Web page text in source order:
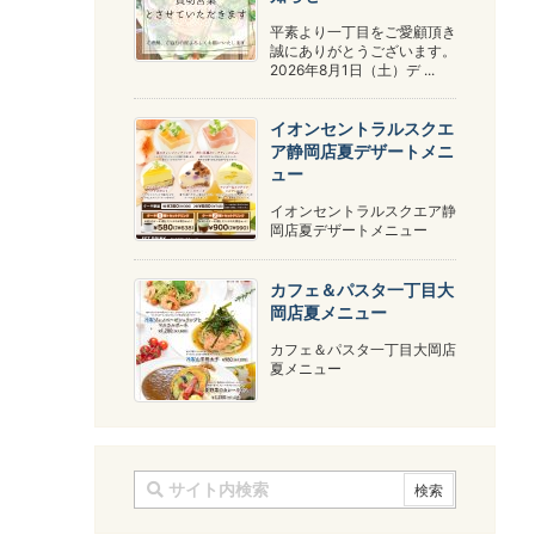
平素より一丁目をご愛顧頂き
誠にありがとうございます。
2026年8月1日（土）デ ...
イオンセントラルスクエ
ア静岡店夏デザートメニ
ュー
イオンセントラルスクエア静
岡店夏デザートメニュー
カフェ＆パスタ一丁目大
岡店夏メニュー
カフェ＆パスタ一丁目大岡店
夏メニュー